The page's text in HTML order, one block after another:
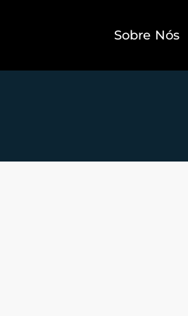
Sobre Nós